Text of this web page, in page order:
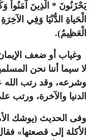
يَحْزَنُونَ * الَّذِينَ آمَنُواْ
الْحَياةِ الدُّنْيَا وَفِي
الْعَظِيمُ).
وغياب أو ضعف
لا سيما أننا نحن
وشرعه، وقد رتب الله
الدنيا والآخرة،
وفى الحديث (يوشك
الأكلة إلى قصعتها»